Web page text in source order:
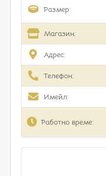
Размер:
Магазин:
Адрес:
Телефон:
Имейл:
Работно време: